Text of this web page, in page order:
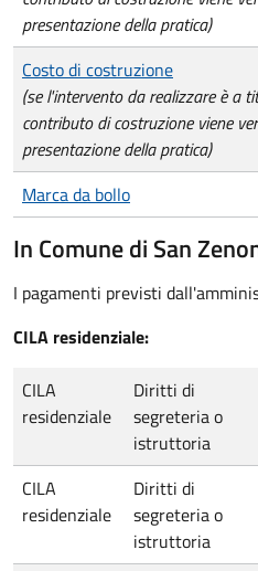
presentazione della pratica)
Costo di costruzione
(se l'intervento da realizzare è a
contributo di costruzione viene
presentazione della pratica)
Marca da bollo
In Comune di San
I pagamenti previsti
CILA residenziale:
CILA
residenziale
Diritti di
segreteria o
istruttoria
CILA
residenziale
Diritti di
segreteria o
istruttoria